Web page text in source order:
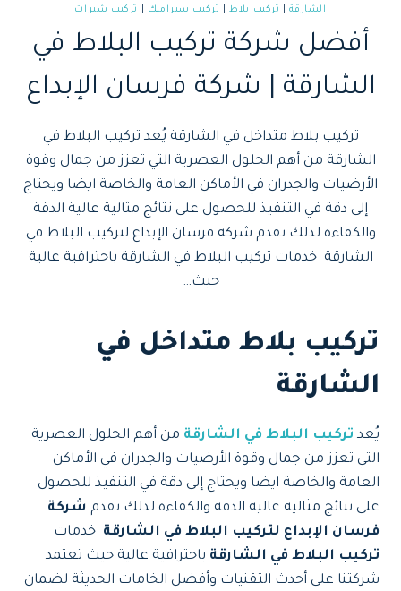
الشارقة| تركيب بلاط| تركيب سيراميك تركيب شبرات
أفضل شركة تركيب البلاط في
الشارقة | شركة فرسان الإبداع
تركيب بلاط متداخل في الشارقة يُعد تركيب البلاط في
الشارقة من أهم الحلول العصرية التي تعزز من جمال وقوة
الأرضيات والجدران في الأماكن العامة والخاصة ايضا ويحتاج
إلى دقة في التنفيذ للحصول على نتائج مثالية عالية الدقة
والكفاءة لذلك تقدم شركة فرسان الإبداع لتركيب البلاط في
الشارقة خدمات تركيب البلاط في الشارقة باحترافية عالية
حيث…
تركيب بلاط متداخل في
الشارقة
يُعد تركيب البلاط في الشارقة من أهم الحلول العصرية
التي تعزز من جمال وقوة الأرضيات والجدران في الأماكن
العامة والخاصة ايضا ويحتاج إلى دقة في التنفيذ للحصول
على نتائج مثالية عالية الدقة والكفاءة لذلك تقدم شركة
فرسان الإبداع لتركيب البلاط في الشارقة خدمات
تركيب البلاط في الشارقة باحترافية عالية حيث تعتمد
شركتنا على أحدث التقنيات وأفضل الخامات الحديثة لضمان